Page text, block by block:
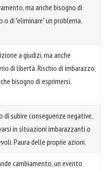
ma anche bisogno di
o di "eliminare" un problema.
a giudizi, ma anche
di libertà. Rischio di imbarazzo,
bisogno di esprimersi.
di subire conseguenze negative,
in situazioni imbarazzanti o
Paura delle proprie azioni.
cambiamento, un evento